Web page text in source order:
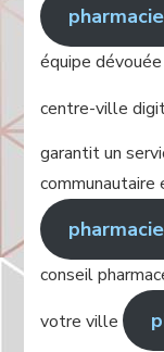
équipe
centre-ville
garantit un
communautaire
conseil
votre ville